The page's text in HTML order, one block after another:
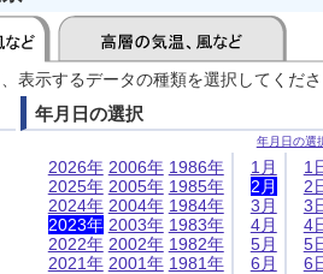
表示するデータの種類を選択してくだ
年月日の選択
年月日の選
2026年
2025年
2024年
2023年
2022年
2021年
2006年
2005年
2004年
2003年
2002年
2001年
1986年
1985年
1984年
1983年
1982年
1981年
1月
2月
3月
4月
5月
6月
1
2
3
4
5
6